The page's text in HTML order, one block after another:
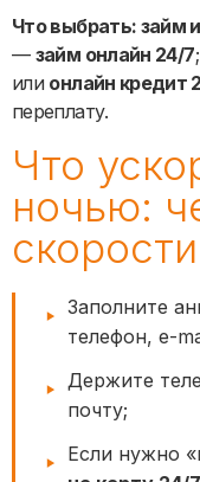
Что выбрать: займ
— займ онлайн 24/7
или онлайн кредит
переплату.
Что
ночью:
скорости
Заполните
телефон, e-
Держите
почту;
Если нужно